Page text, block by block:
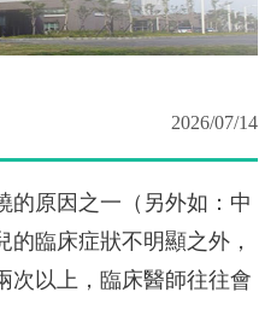
2026/07/14
的原因之一（另外如：中
臨床症狀不明顯之外，
次以上，臨床醫師往往會